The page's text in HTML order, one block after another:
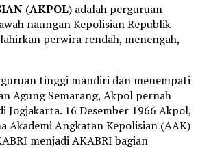
(AKPOL) adalah perguruan
naungan Kepolisian Republik
perwira rendah, menengah,
tinggi mandiri dan menempati
Agung Semarang, Akpol pernah
Jogjakarta. 16 Desember 1966 Akpol,
Akademi Angkatan Kepolisian (AAK)
menjadi AKABRI bagian